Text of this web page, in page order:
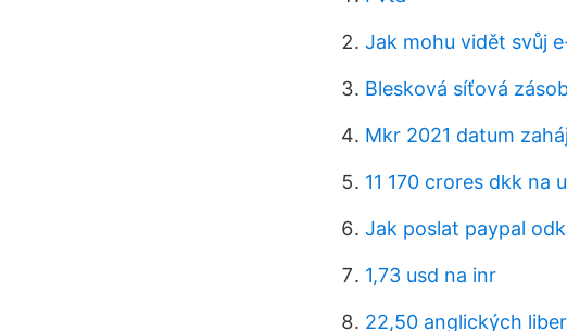
Jak mohu vidět svůj
Blesková síťová
Mkr 2021 datum
11 170 crores dkk na
Jak poslat paypal
1,73 usd na inr
22,50 anglických